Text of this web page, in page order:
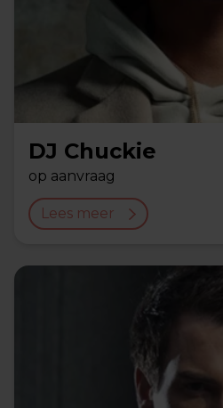
DJ Chuckie
op aanvraag
Lees meer